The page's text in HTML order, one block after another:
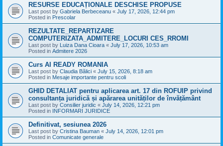
RESURSE EDUCAȚIONALE DESCHISE PROPUSE
Last post by Gabriela Berbeceanu « July 17, 2026, 12:44 pm
Posted in Prescolar
REZULTATE_REPARTIZARE
COMPUTERIZATA_ADMITERE_LOCURI CES_RROMI
Last post by Luiza Dana Cioara « July 17, 2026, 10:53 am
Posted in Admitere 2026
Curs AI READY ROMANIA
Last post by Claudia Bălici « July 15, 2026, 8:18 am
Posted in Mesaje importante pentru scoli
GHID DETALIAT pentru aplicarea art. 17 din ROFUIP privind
consultanța juridică și apărarea unităților de învățământ
Last post by Consilier juridic « July 14, 2026, 12:21 pm
Posted in INFORMARI JURIDICE
Definitivat, sesiunea 2026
Last post by Cristina Bauman « July 14, 2026, 12:01 pm
Posted in Comunicate generale